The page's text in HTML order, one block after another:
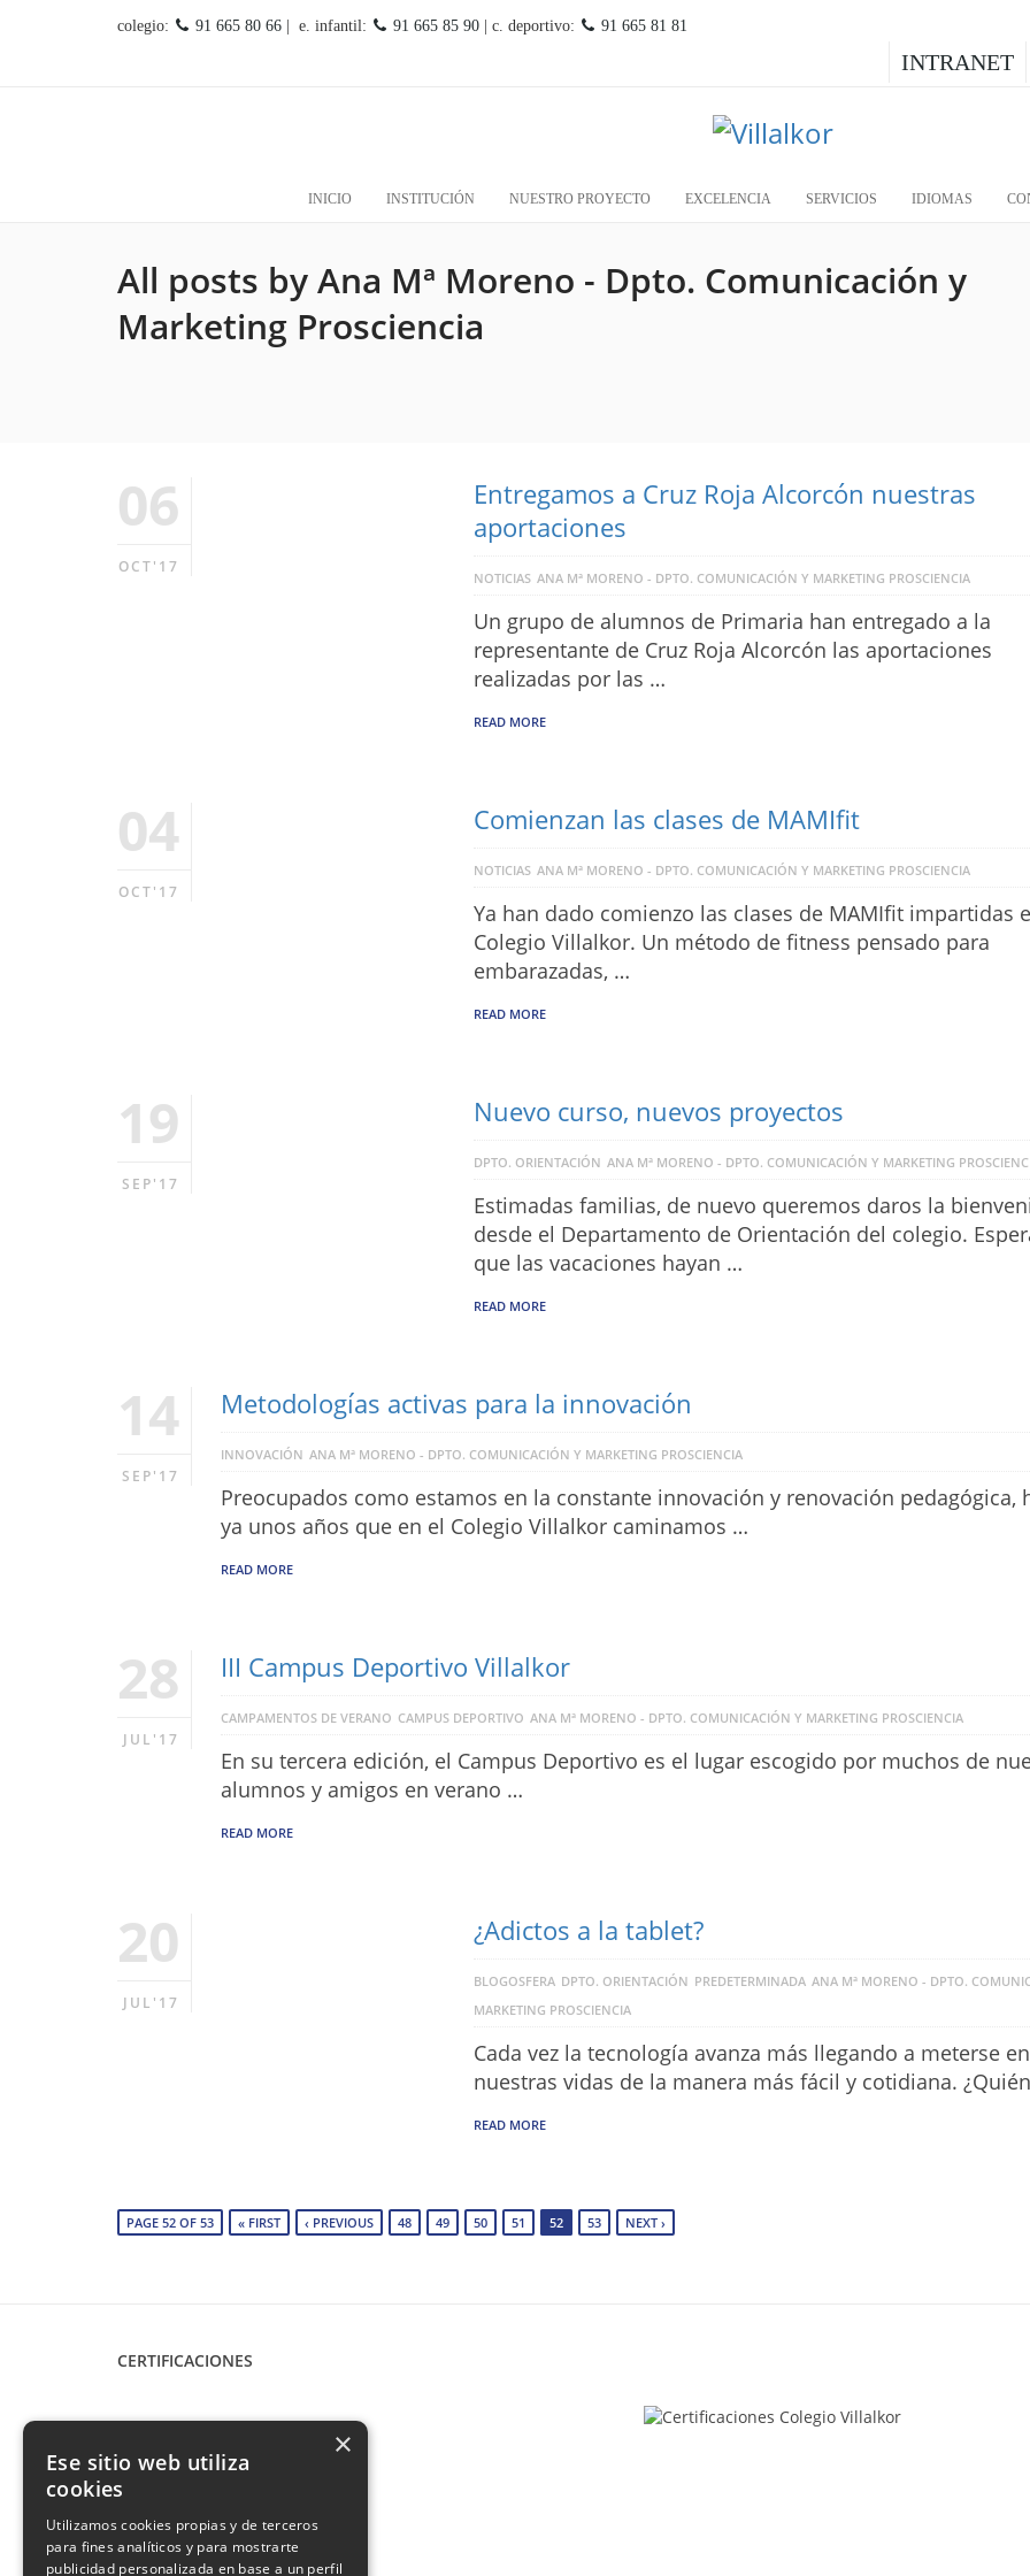
colegio: 91 665 80 66 | e. infantil: 91 665 85 90 | c. deportivo: 91 665 81 81
INTRANET
INICIO INSTITUCIÓN NUESTRO PROYECTO EXCELENCIA SERVICIOS IDIOMAS
All posts by Ana Mª Moreno - Dpto. Comunicación y
Marketing Prosciencia
06
OCT'17
Entregamos a Cruz Roja Alcorcón nuestras
aportaciones
NOTICIAS ANA Mª MORENO - DPTO. COMUNICACIÓN Y MARKETING PROSCIENCIA
Un grupo de alumnos de Primaria han entregado a la
representante de Cruz Roja Alcorcón las aportaciones
realizadas por las …
READ MORE
04
OCT'17
Comienzan las clases de MAMIfit
NOTICIAS ANA Mª MORENO - DPTO. COMUNICACIÓN Y MARKETING PROSCIENCIA
Ya han dado comienzo las clases de MAMIfit impartidas
Colegio Villalkor. Un método de fitness pensado para
embarazadas, …
READ MORE
19
SEP'17
Nuevo curso, nuevos proyectos
DPTO. ORIENTACIÓN ANA Mª MORENO - DPTO. COMUNICACIÓN Y MARKETING
Estimadas familias, de nuevo queremos daros la
desde el Departamento de Orientación del colegio.
que las vacaciones hayan …
READ MORE
14
SEP'17
Metodologías activas para la innovación
INNOVACIÓN ANA Mª MORENO - DPTO. COMUNICACIÓN Y MARKETING PROSCIENCIA
Preocupados como estamos en la constante innovación y renovación pedagógica,
ya unos años que en el Colegio Villalkor caminamos …
READ MORE
28
JUL'17
III Campus Deportivo Villalkor
CAMPAMENTOS DE VERANO CAMPUS DEPORTIVO ANA Mª MORENO - DPTO. COMUNICACIÓN Y MARKETING PROSCIENCIA
En su tercera edición, el Campus Deportivo es el lugar escogido por muchos de
alumnos y amigos en verano …
READ MORE
20
JUL'17
¿Adictos a la tablet?
BLOGOSFERA DPTO. ORIENTACIÓN PREDETERMINADA ANA Mª MORENO - DPTO.
MARKETING PROSCIENCIA
Cada vez la tecnología avanza más llegando a meterse en
nuestras vidas de la manera más fácil y cotidiana.
READ MORE
PAGE 52 OF 53 « FIRST ‹ PREVIOUS 48 49 50 51 52 53 NEXT ›
CERTIFICACIONES
×
Ese sitio web utiliza
cookies
Utilizamos cookies propias y de terceros
para fines analíticos y para mostrarte
publicidad personalizada en base a un perfil